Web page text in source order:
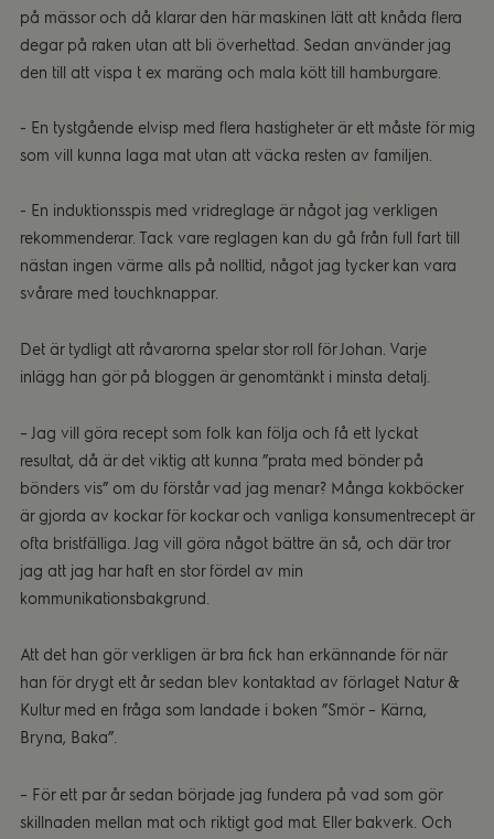
på mässor och då klarar den här maskinen lätt att knåda flera
degar på raken utan att bli överhettad. Sedan använder jag
den till att vispa t ex maräng och mala kött till hamburgare.
- En tystgående elvisp med flera hastigheter är ett måste för mig
som vill kunna laga mat utan att väcka resten av familjen.
- En induktionsspis med vridreglage är något jag verkligen
rekommenderar. Tack vare reglagen kan du gå från full fart till
nästan ingen värme alls på nolltid, något jag tycker kan vara
svårare med touchknappar.
Det är tydligt att råvarorna spelar stor roll för Johan. Varje
inlägg han gör på bloggen är genomtänkt i minsta detalj.
– Jag vill göra recept som folk kan följa och få ett lyckat
resultat, då är det viktig att kunna ”prata med bönder på
bönders vis” om du förstår vad jag menar? Många kokböcker
är gjorda av kockar för kockar och vanliga konsumentrecept är
ofta bristfälliga. Jag vill göra något bättre än så, och där tror
jag att jag har haft en stor fördel av min
kommunikationsbakgrund.
Att det han gör verkligen är bra fick han erkännande för när
han för drygt ett år sedan blev kontaktad av förlaget Natur &
Kultur med en fråga som landade i boken ”Smör – Kärna,
Bryna, Baka”.
– För ett par år sedan började jag fundera på vad som gör
skillnaden mellan mat och riktigt god mat. Eller bakverk. Och